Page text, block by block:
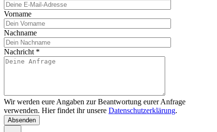
Vorname
Nachname
Nachricht *
Wir werden eure Angaben zur Beantwortung eurer Anfrage
verwenden. Hier findet ihr unsere Datenschutzerklärung.